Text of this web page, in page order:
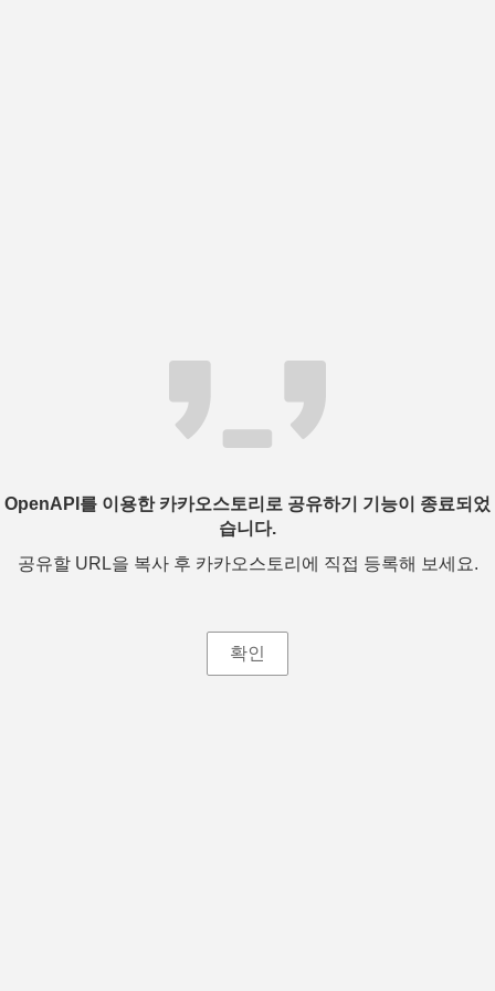
OpenAPI를 이용한 카카오스토리로 공유하기 기능이 종료되었
습니다.
공유할 URL을 복사 후 카카오스토리에 직접 등록해 보세요.
확인